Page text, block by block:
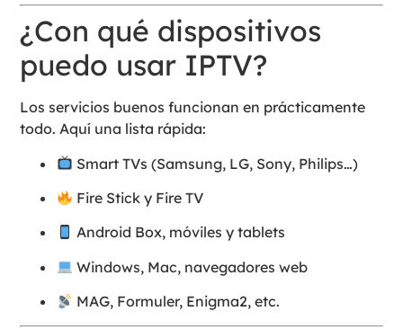
¿Con qué dispositivos
puedo usar IPTV?
Los servicios buenos funcionan en prácticamente
todo. Aquí una lista rápida:
Smart TVs (Samsung, LG, Sony, Philips…)
Fire Stick y Fire TV
Android Box, móviles y tablets
Windows, Mac, navegadores web
MAG, Formuler, Enigma2, etc.